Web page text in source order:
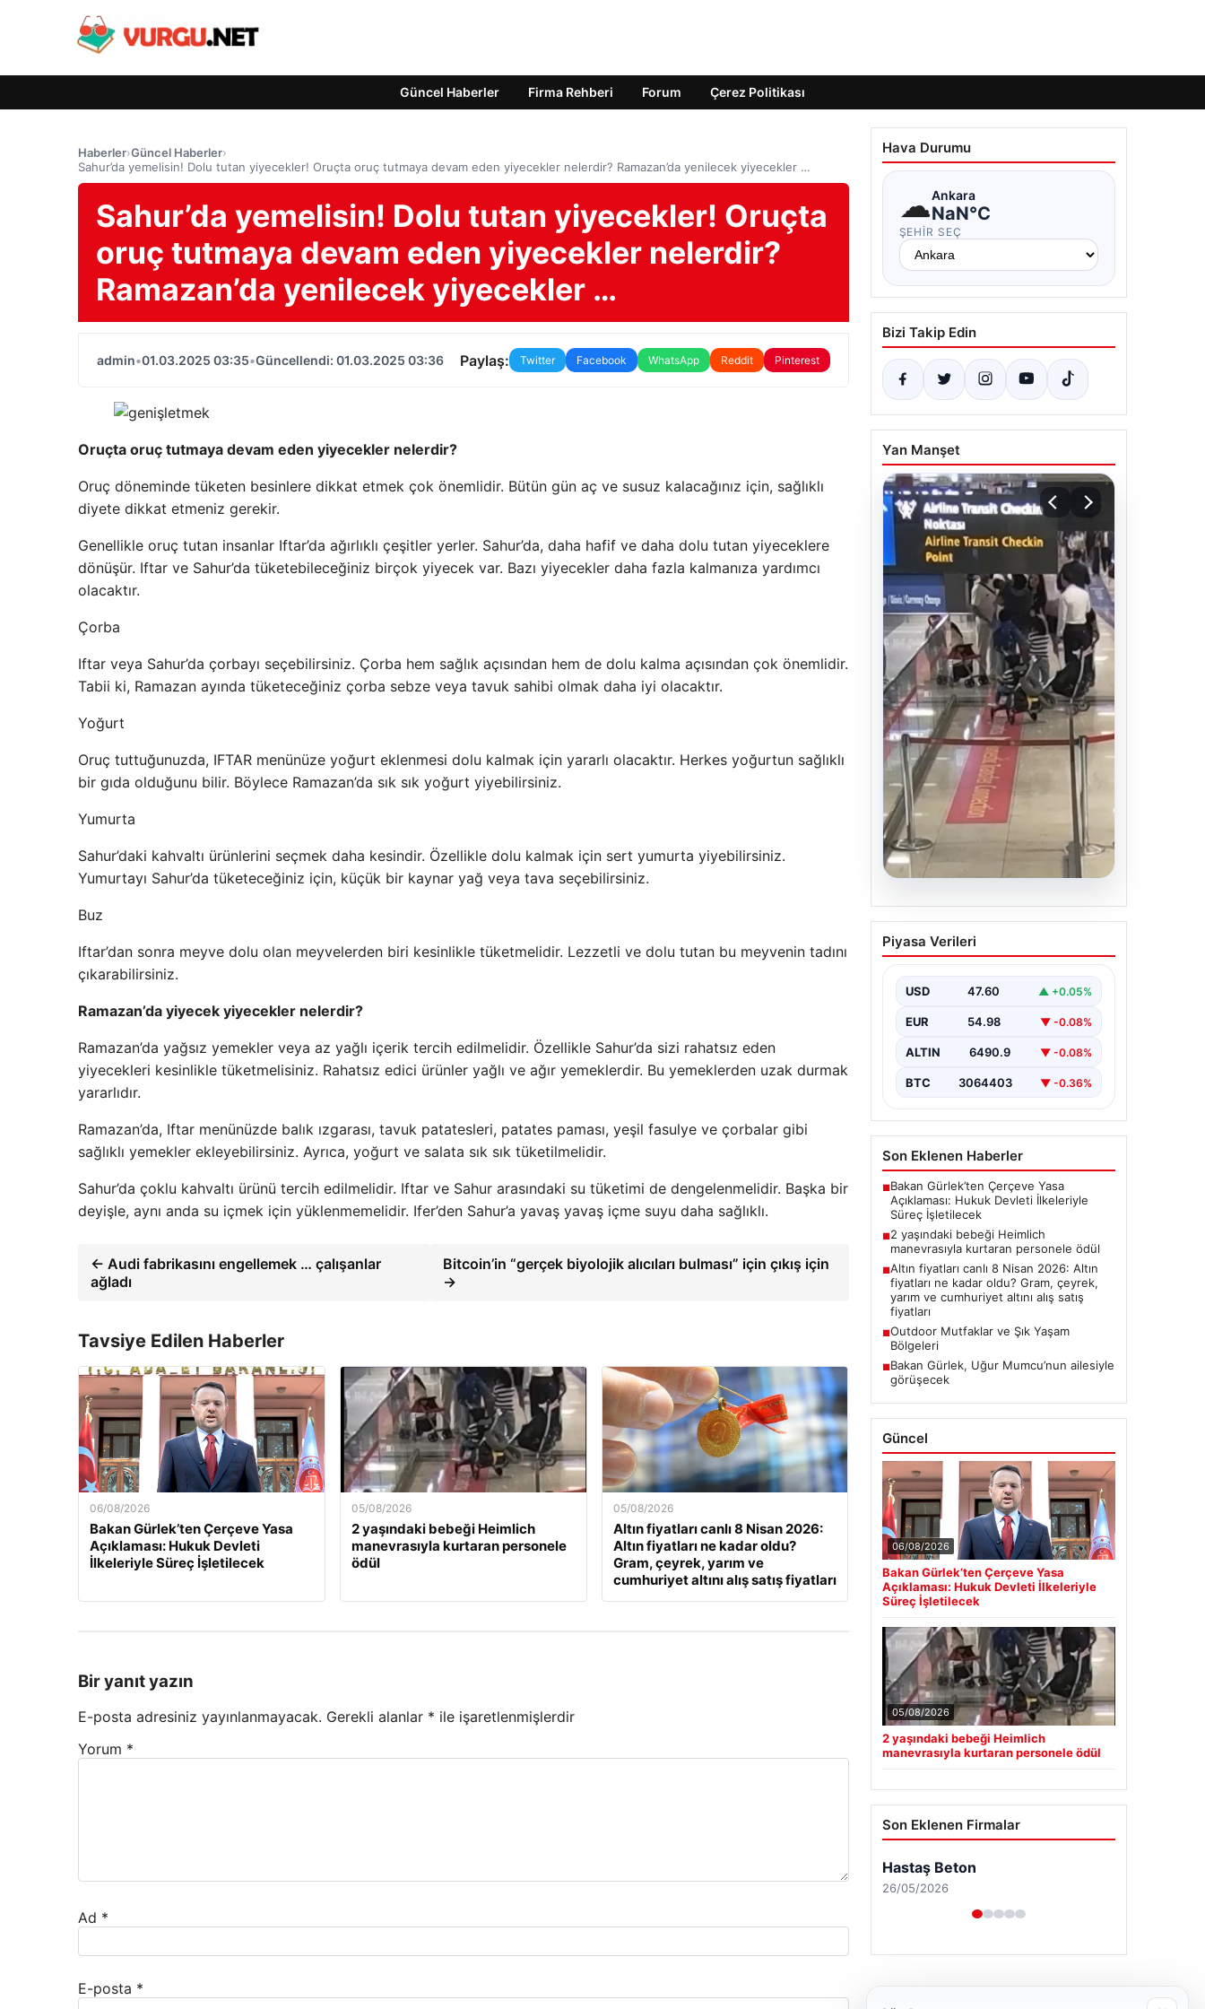
Güncel Haberler Firma Rehberi Forum Çerez Politikası
Haberler›Güncel Haberler›
Sahur’da yemelisin! Dolu tutan yiyecekler! Oruçta oruç tutmaya devam eden yiyecekler nelerdir? Ramazan’da yenilecek yiyecekler …
Sahur’da yemelisin! Dolu tutan yiyecekler! Oruçta
oruç tutmaya devam eden yiyecekler nelerdir?
Ramazan’da yenilecek yiyecekler …
admin•01.03.2025 03:35•Güncellendi: 01.03.2025 03:36 Paylaş: Twitter Facebook WhatsApp Reddit Pinterest
Oruçta oruç tutmaya devam eden yiyecekler nelerdir?
Oruç döneminde tüketen besinlere dikkat etmek çok önemlidir. Bütün gün aç ve susuz kalacağınız için, sağlıklı
diyete dikkat etmeniz gerekir.
Genellikle oruç tutan insanlar Iftar’da ağırlıklı çeşitler yerler. Sahur’da, daha hafif ve daha dolu tutan yiyeceklere
dönüşür. Iftar ve Sahur’da tüketebileceğiniz birçok yiyecek var. Bazı yiyecekler daha fazla kalmanıza yardımcı
olacaktır.
Çorba
Iftar veya Sahur’da çorbayı seçebilirsiniz. Çorba hem sağlık açısından hem de dolu kalma açısından çok önemlidir.
Tabii ki, Ramazan ayında tüketeceğiniz çorba sebze veya tavuk sahibi olmak daha iyi olacaktır.
Yoğurt
Oruç tuttuğunuzda, IFTAR menünüze yoğurt eklenmesi dolu kalmak için yararlı olacaktır. Herkes yoğurtun sağlıklı
bir gıda olduğunu bilir. Böylece Ramazan’da sık sık yoğurt yiyebilirsiniz.
Yumurta
Sahur’daki kahvaltı ürünlerini seçmek daha kesindir. Özellikle dolu kalmak için sert yumurta yiyebilirsiniz.
Yumurtayı Sahur’da tüketeceğiniz için, küçük bir kaynar yağ veya tava seçebilirsiniz.
Buz
Iftar’dan sonra meyve dolu olan meyvelerden biri kesinlikle tüketmelidir. Lezzetli ve dolu tutan bu meyvenin tadını
çıkarabilirsiniz.
Ramazan’da yiyecek yiyecekler nelerdir?
Ramazan’da yağsız yemekler veya az yağlı içerik tercih edilmelidir. Özellikle Sahur’da sizi rahatsız eden
yiyecekleri kesinlikle tüketmelisiniz. Rahatsız edici ürünler yağlı ve ağır yemeklerdir. Bu yemeklerden uzak durmak
yararlıdır.
Ramazan’da, Iftar menünüzde balık ızgarası, tavuk patatesleri, patates paması, yeşil fasulye ve çorbalar gibi
sağlıklı yemekler ekleyebilirsiniz. Ayrıca, yoğurt ve salata sık sık tüketilmelidir.
Sahur’da çoklu kahvaltı ürünü tercih edilmelidir. Iftar ve Sahur arasındaki su tüketimi de dengelenmelidir. Başka bir
deyişle, aynı anda su içmek için yüklenmemelidir. Ifer’den Sahur’a yavaş yavaş içme suyu daha sağlıklı.
← Audi fabrikasını engellemek … çalışanlar
ağladı
Bitcoin’in “gerçek biyolojik alıcıları bulması” için çıkış için
→
Tavsiye Edilen Haberler
06/08/2026
Bakan Gürlek’ten Çerçeve Yasa
Açıklaması: Hukuk Devleti
İlkeleriyle Süreç İşletilecek
05/08/2026
2 yaşındaki bebeği Heimlich
manevrasıyla kurtaran personele
ödül
05/08/2026
Altın fiyatları canlı 8 Nisan 2026:
Altın fiyatları ne kadar oldu?
Gram, çeyrek, yarım ve
cumhuriyet altını alış satış fiyatları
Bir yanıt yazın
E-posta adresiniz yayınlanmayacak. Gerekli alanlar * ile işaretlenmişlerdir
Yorum *
Ad *
E-posta *
Hava Durumu
☁Ankara
NaN°C
ŞEHIR SEÇ
Bizi Takip Edin
Yan Manşet
05.08.2026
2 yaşındaki bebeği
Heimlich manevrasıyla
{ “title”: “Hayati Anıttaki
Heimlich Manevrası ile Kurtaran
Piyasa Verileri
USD 47.60 ▲ +0.05%
EUR 54.98 ▼ -0.08%
ALTIN 6490.9 ▼ -0.08%
BTC 3064403 ▼ -0.36%
Son Eklenen Haberler
■Bakan Gürlek’ten Çerçeve Yasa
Açıklaması: Hukuk Devleti İlkeleriyle
Süreç İşletilecek
■2 yaşındaki bebeği Heimlich
manevrasıyla kurtaran personele ödül
■Altın fiyatları canlı 8 Nisan 2026: Altın
fiyatları ne kadar oldu? Gram, çeyrek,
yarım ve cumhuriyet altını alış satış
fiyatları
■Outdoor Mutfaklar ve Şık Yaşam
Bölgeleri
■Bakan Gürlek, Uğur Mumcu’nun ailesiyle
görüşecek
Güncel
06/08/2026
Bakan Gürlek’ten Çerçeve Yasa
Açıklaması: Hukuk Devleti İlkeleriyle
Süreç İşletilecek
05/08/2026
2 yaşındaki bebeği Heimlich
manevrasıyla kurtaran personele ödül
Son Eklenen Firmalar